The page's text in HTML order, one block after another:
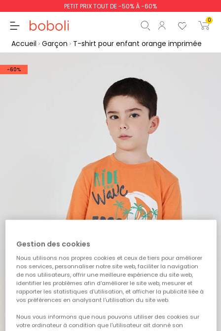
PETIT PRIX TOUT DE -50% À -60%
0
Commencer la
Accueil Garçon T-shirt pour enfant orange imprimée
-60%
Gestion des cookies
Nous utilisons nos propres cookies et ceux de tiers pour améliorer
nos services, personnaliser notre site web, faciliter la navigation
de nos utilisateurs, offrir une meilleure expérience du site web,
identifier les problèmes afin d'améliorer le site web, mesurer et
rapporter les statistiques d'utilisation, et afficher la publicité liée à
vos préférences en analysant l'utilisation du site web.
Nous vous informons que nous pouvons utiliser des cookies sur
votre ordinateur à condition que l'utilisateur ait donné son